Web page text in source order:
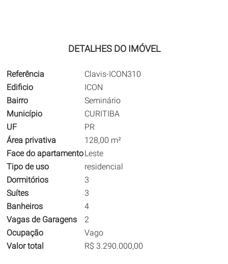
DETALHES DO IMÓVEL
Referência
Clavis-ICON310
Edificio
ICON
Bairro
Seminário
Município
CURITIBA
UF
PR
Área privativa
128,00 m²
Face do apartamentoLeste
Tipo de uso
residencial
Dormitórios
3
Suítes
3
Banheiros
4
Vagas de Garagens
2
Ocupação
Vago
Valor total
R$ 3.290.000,00